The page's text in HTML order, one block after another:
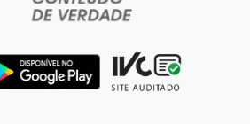
viram estúdio